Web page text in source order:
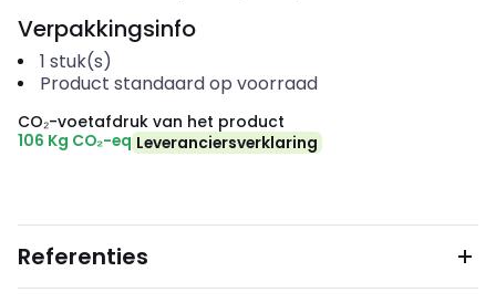
Verpakkingsinfo
1 stuk(s)
Product standaard op voorraad
CO₂-voetafdruk van het product
106 Kg CO₂-eq Leveranciersverklaring
Referenties